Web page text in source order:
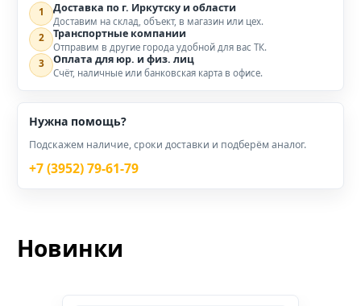
1 Доставка по г. Иркутску и области
Доставим на склад, объект, в магазин или цех.
2 Транспортные компании
Отправим в другие города удобной для вас ТК.
3 Оплата для юр. и физ. лиц
Счёт, наличные или банковская карта в офисе.
Нужна помощь?
Подскажем наличие, сроки доставки и подберём аналог.
+7 (3952) 79-61-79
Новинки